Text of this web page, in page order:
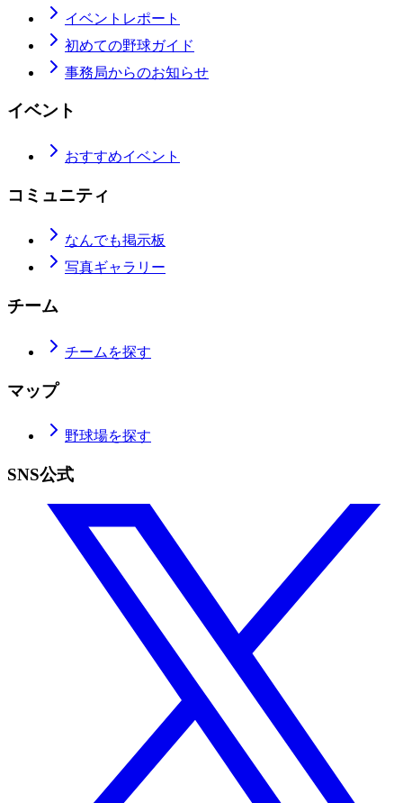
イベントレポート
初めての野球ガイド
事務局からのお知らせ
イベント
おすすめイベント
コミュニティ
なんでも掲示板
写真ギャラリー
チーム
チームを探す
マップ
野球場を探す
SNS公式